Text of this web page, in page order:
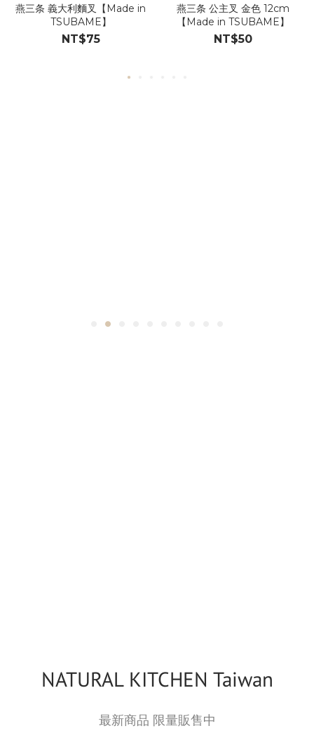
燕三条 義大利麵叉【Made in
TSUBAME】
NT$75
燕三条 公主叉 金色 12cm
【Made in TSUBAME】
NT$50
NATURAL KITCHEN Taiwan
最新商品 限量販售中